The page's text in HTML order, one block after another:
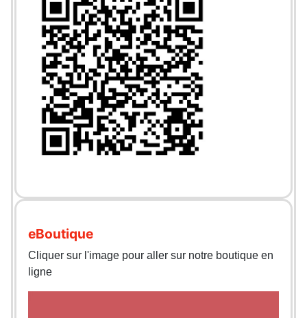
eBoutique
Cliquer sur l'image pour aller sur notre boutique en
ligne